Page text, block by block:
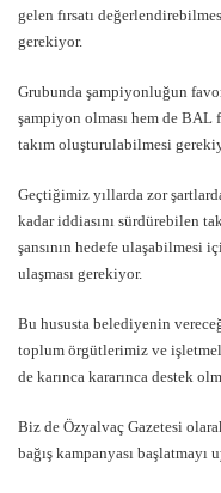
gelen fırsatı
gerekiyor.
Grubunda şampiyonluğun
şampiyon olması hem de
takım oluşturulabilmesi
Geçtiğimiz yıllarda zor
kadar iddiasını sürdürebilen
şansının hedefe ulaşabilmesi
ulaşması gerekiyor.
Bu hususta belediyenin
toplum örgütlerimiz ve
de karınca kararınca destek
Biz de Özyalvaç Gazetesi
bağış kampanyası başlatmayı